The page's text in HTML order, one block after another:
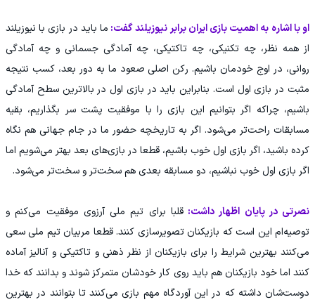
او با اشاره به اهمیت بازی ایران برابر نیوزیلند گفت: ما باید در بازی با نیوزیلند
از همه نظر، چه تکنیکی، چه تاکتیکی، چه آمادگی جسمانی و چه آمادگی
روانی، در اوج خودمان باشیم. رکن اصلی صعود ما به دور بعد، کسب نتیجه
مثبت در بازی اول است. بنابراین باید در بازی اول در بالاترین سطح آمادگی
باشیم، چراکه اگر بتوانیم این بازی را با موفقیت پشت سر بگذاریم، بقیه
مسابقات راحت‌تر می‌شود. اگر به تاریخچه حضور ما در جام جهانی هم نگاه
کرده باشید، اگر بازی اول خوب باشیم، قطعا در بازی‌های بعد بهتر می‌شویم اما
اگر بازی اول خوب نباشیم، دو مسابقه بعدی هم سخت‌تر و سخت‌تر می‌شود.
نصرتی در پایان اظهار داشت:قلبا برای تیم ملی آرزوی موفقیت می‌کنم و
توصیه‌ام این است که بازیکنان تصویرسازی کنند. قطعا مربیان تیم ملی سعی
می‌کنند بهترین شرایط را برای بازیکنان از نظر ذهنی و تاکتیکی و آنالیز آماده
کنند اما خود بازیکنان هم باید روی کار خودشان متمرکز شوند و بدانند که خدا
دوست‌شان داشته که در این آوردگاه مهم بازی می‌کنند تا بتوانند در بهترین